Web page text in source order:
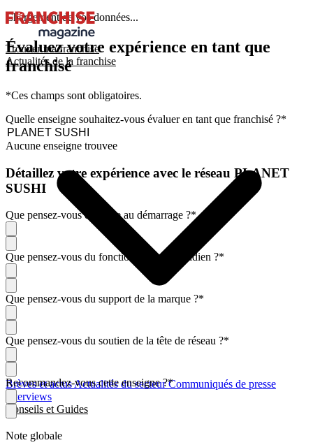
Trouver ma franchise
Actualités de la franchise
Brèves et actusActualités du secteurCommuniqués de presse
Interviews
Conseils et Guides
Chargement de vos données...
Évaluez votre expérience en tant que
franchisé
*Ces champs sont obligatoires.
Quelle enseigne souhaitez-vous évaluer en tant que franchisé ?*
Aucune enseigne trouvee
Détaillez votre expérience avec le réseau PLANET
SUSHI
Que pensez-vous de l'aide au démarrage ?*
Que pensez-vous du fonctionnement quotidien ?*
Que pensez-vous du support de la marque ?*
Que pensez-vous du soutien de la tête de réseau ?*
Recommandez-vous cette enseigne ?*
Note globale